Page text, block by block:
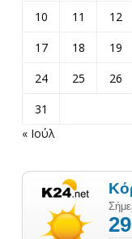
10
11 12
17
18 19
24
25 26
31
« Ιούλ